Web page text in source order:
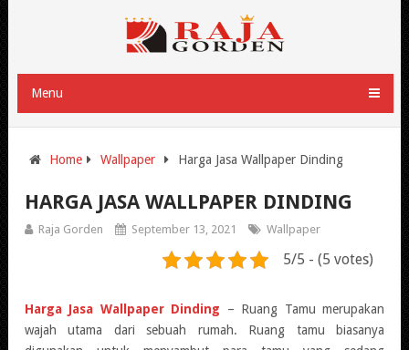
Menu
Home Wallpaper Harga Jasa Wallpaper Dinding
HARGA JASA WALLPAPER DINDING
Raja Gorden September 13, 2021 Wallpaper
5/5 - (5 votes)
Harga Jasa Wallpaper Dinding – Ruang Tamu merupakan
wajah utama dari sebuah rumah. Ruang tamu biasanya